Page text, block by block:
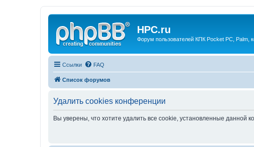
HPC.ru
Форум пользователей КПК Pocket PC, Palm,
Ссылки FAQ
Список форумов
Удалить cookies конференции
Вы уверены, что хотите удалить все cookie, установленные данной